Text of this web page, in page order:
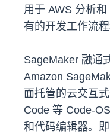
用于 AWS 分析
有的开发工作流程
SageMaker 融通
Amazon
面托管的云交互
Code 等 Code-
和代码编辑器。